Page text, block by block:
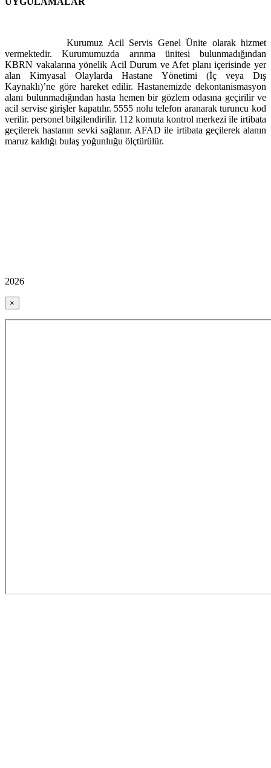
Kurumuz Acil Servis Genel Ünite olarak hizmet
vermektedir. Kurumumuzda arınma ünitesi bulunmadığından
KBRN vakalarına yönelik Acil Durum ve Afet planı içerisinde yer
alan Kimyasal Olaylarda Hastane Yönetimi (İç veya Dış
Kaynaklı)’ne göre hareket edilir. Hastanemizde dekontanismasyon
alanı bulunmadığından hasta hemen bir gözlem odasına geçirilir ve
acil servise girişler kapatılır. 5555 nolu telefon aranarak turuncu kod
verilir. personel bilgilendirilir. 112 komuta kontrol merkezi ile irtibata
geçilerek hastanın sevki sağlanır. AFAD ile irtibata geçilerek alanın
maruz kaldığı bulaş yoğunluğu ölçtürülür.
2026
×